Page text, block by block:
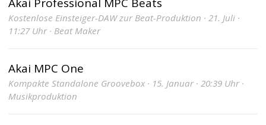
Kostenlose Einsteiger-DAW zur Beat-Produktion · 21. Juli ·
11:27 Uhr · Beat Maker
Akai MPC One
Kompakte Standalone Groovebox · 15. Januar · 20:39 Uhr ·
Musikproduktion